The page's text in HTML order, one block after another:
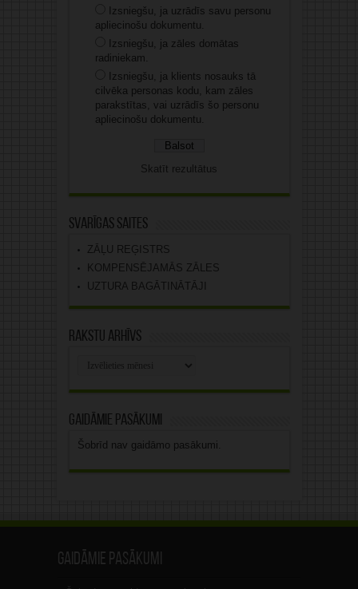
Izsniegšu, ja uzrādīs savu personu
apliecinošu dokumentu.
Izsniegšu, ja zāles domātas
radiniekam.
Izsniegšu, ja klients nosauks tā
cilvēka personas kodu, kam zāles
parakstītas, vai uzrādīs šo personu
apliecinošu dokumentu.
Skatīt rezultātus
Svarīgas saites
ZĀĻU REĢISTRS
KOMPENSĒJAMĀS ZĀLES
UZTURA BAGĀTINĀTĀJI
Rakstu arhīvs
Gaidāmie pasākumi
Šobrīd nav gaidāmo pasākumi.
Gaidāmie pasākumi